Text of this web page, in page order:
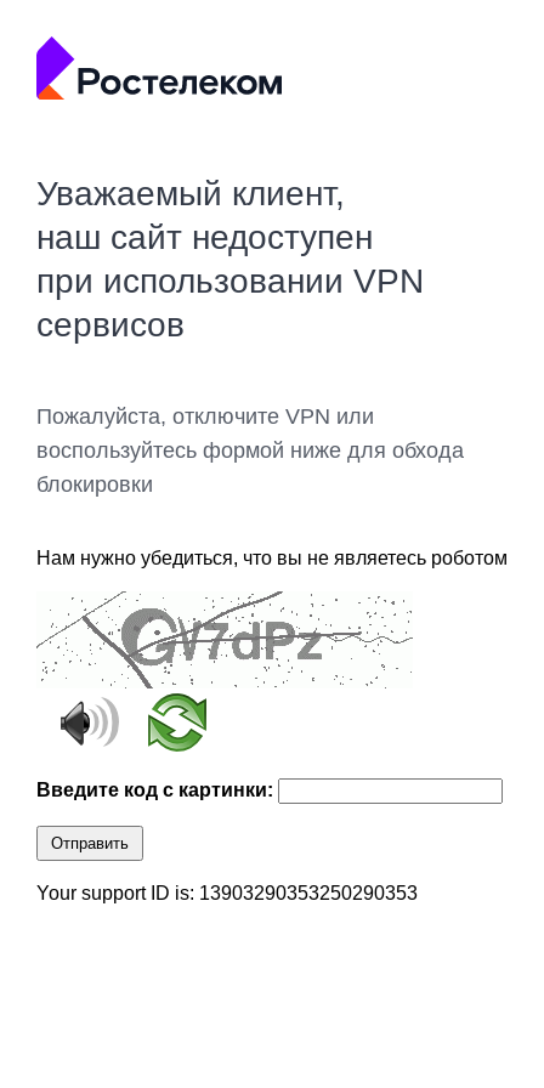
Уважаемый клиент,
наш сайт недоступен
при использовании VPN
сервисов
Пожалуйста, отключите VPN или
воспользуйтесь формой ниже для обхода
блокировки
Нам нужно убедиться, что вы не являетесь роботом
Введите код с картинки:
Отправить
Your support ID is: 13903290353250290353